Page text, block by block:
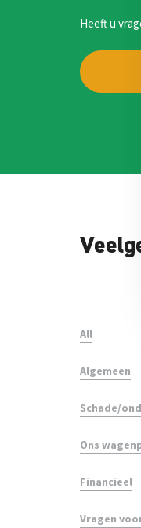
Heeft u
All
Algemeen
Schade/
Ons
Financieel
Vragen